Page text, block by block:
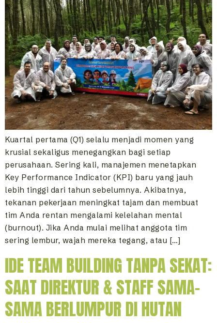
Kuartal pertama (Q1) selalu menjadi momen yang
krusial sekaligus menegangkan bagi setiap
perusahaan. Sering kali, manajemen menetapkan
Key Performance Indicator (KPI) baru yang jauh
lebih tinggi dari tahun sebelumnya. Akibatnya,
tekanan pekerjaan meningkat tajam dan membuat
tim Anda rentan mengalami kelelahan mental
(burnout). Jika Anda mulai melihat anggota tim
sering lembur, wajah mereka tegang, atau […]
IDE TEAM BUILDING TANPA SEKAT:
SAAT DIREKTUR & STAFF SAMA-
SAMA BERLUMPUR DI HUTAN